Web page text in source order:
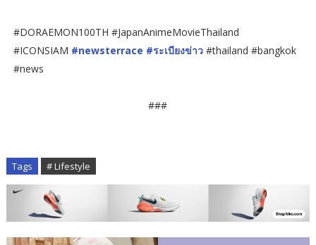
#DORAEMON100TH #JapanAnimeMovieThailand
#ICONSIAM #newsterrace #ระเบียงข่าว#thailand #bangkok
#news
###
Tags # Lifestyle